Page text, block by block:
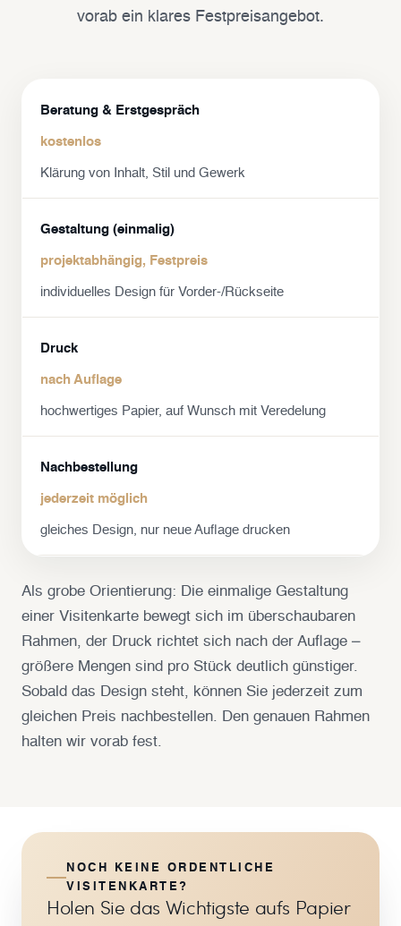
vorab ein klares Festpreisangebot.
Beratung & Erstgespräch
kostenlos
Klärung von Inhalt, Stil und Gewerk
Gestaltung (einmalig)
projektabhängig, Festpreis
individuelles Design für Vorder-/Rückseite
Druck
nach Auflage
hochwertiges Papier, auf Wunsch mit Veredelung
Nachbestellung
jederzeit möglich
gleiches Design, nur neue Auflage drucken
Als grobe Orientierung: Die einmalige Gestaltung
einer Visitenkarte bewegt sich im überschaubaren
Rahmen, der Druck richtet sich nach der Auflage –
größere Mengen sind pro Stück deutlich günstiger.
Sobald das Design steht, können Sie jederzeit zum
gleichen Preis nachbestellen. Den genauen Rahmen
halten wir vorab fest.
NOCH KEINE ORDENTLICHE
VISITENKARTE?
Holen Sie das Wichtigste aufs Papier